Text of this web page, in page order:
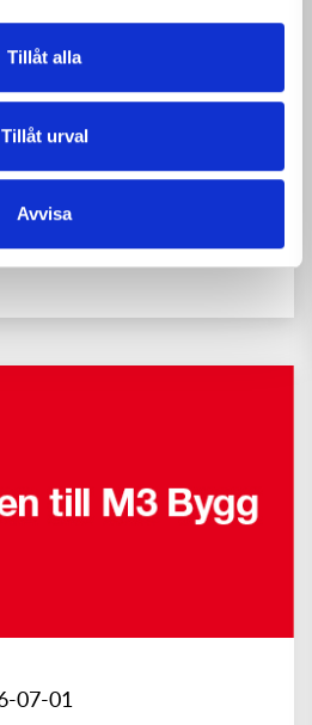
Tillåt alla
Tillåt urval
Avvisa
önskar M3 Bygg
07-01